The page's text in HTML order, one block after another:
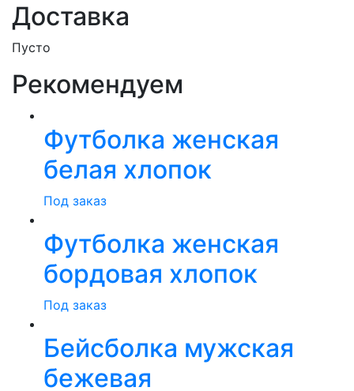
Доставка
Пусто
Рекомендуем
Футболка женская
белая хлопок
Под заказ
Футболка женская
бордовая хлопок
Под заказ
Бейсболка мужская
бежевая